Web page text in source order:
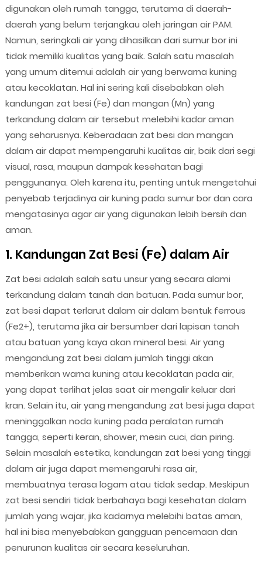
digunakan oleh rumah tangga, terutama di daerah-
daerah yang belum terjangkau oleh jaringan air PAM.
Namun, seringkali air yang dihasilkan dari sumur bor ini
tidak memiliki kualitas yang baik. Salah satu masalah
yang umum ditemui adalah air yang berwarna kuning
atau kecoklatan. Hal ini sering kali disebabkan oleh
kandungan zat besi (Fe) dan mangan (Mn) yang
terkandung dalam air tersebut melebihi kadar aman
yang seharusnya. Keberadaan zat besi dan mangan
dalam air dapat mempengaruhi kualitas air, baik dari segi
visual, rasa, maupun dampak kesehatan bagi
penggunanya. Oleh karena itu, penting untuk mengetahui
penyebab terjadinya air kuning pada sumur bor dan cara
mengatasinya agar air yang digunakan lebih bersih dan
aman.
1. Kandungan Zat Besi (Fe) dalam Air
Zat besi adalah salah satu unsur yang secara alami
terkandung dalam tanah dan batuan. Pada sumur bor,
zat besi dapat terlarut dalam air dalam bentuk ferrous
(Fe2+), terutama jika air bersumber dari lapisan tanah
atau batuan yang kaya akan mineral besi. Air yang
mengandung zat besi dalam jumlah tinggi akan
memberikan warna kuning atau kecoklatan pada air,
yang dapat terlihat jelas saat air mengalir keluar dari
kran. Selain itu, air yang mengandung zat besi juga dapat
meninggalkan noda kuning pada peralatan rumah
tangga, seperti keran, shower, mesin cuci, dan piring.
Selain masalah estetika, kandungan zat besi yang tinggi
dalam air juga dapat memengaruhi rasa air,
membuatnya terasa logam atau tidak sedap. Meskipun
zat besi sendiri tidak berbahaya bagi kesehatan dalam
jumlah yang wajar, jika kadarnya melebihi batas aman,
hal ini bisa menyebabkan gangguan pencernaan dan
penurunan kualitas air secara keseluruhan.